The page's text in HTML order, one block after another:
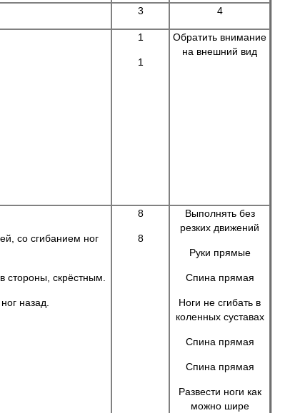
3 4
1
1
Обратить внимание
на внешний вид
со сгибанием ног
стороны, скрёстным.
назад.
8
8
Выполнять без
резких движений
Руки прямые
Спина прямая
Ноги не сгибать в
коленных суставах
Спина прямая
Спина прямая
Развести ноги как
можно шире